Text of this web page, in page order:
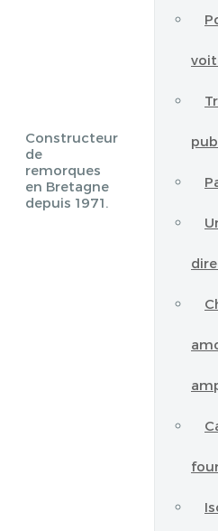
Constructeur
de
remorques
en Bretagne
depuis 1971.